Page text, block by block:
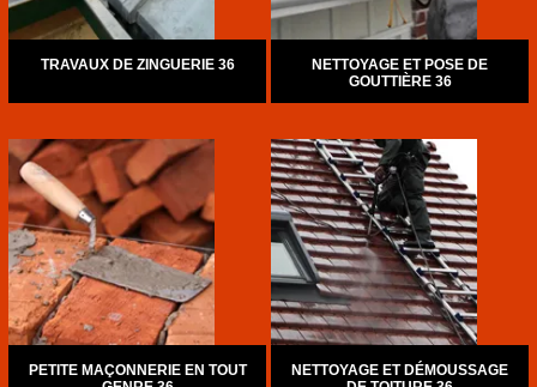
TRAVAUX DE ZINGUERIE 36
NETTOYAGE ET POSE DE
GOUTTIÈRE 36
PETITE MAÇONNERIE EN TOUT
NETTOYAGE ET DÉMOUSSAGE